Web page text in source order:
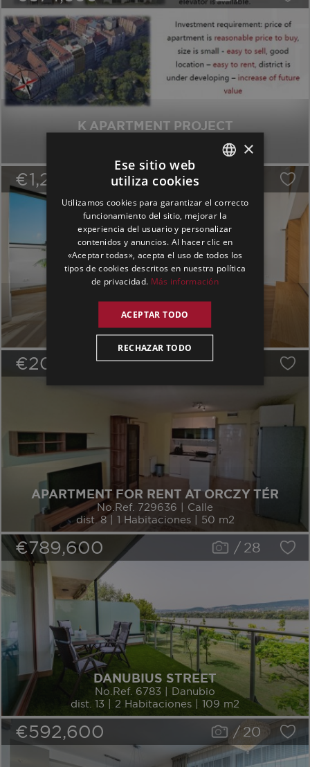
K APARTMENT PROJECT
dist. 8 | 1 Habitaciones | 78 m2
€1,299,000
OPERA TERRACE
dist. 6 | 3 Habitaciones | 221 m2
€204,600
APARTMENT FOR RENT AT ORCZY TÉR
No.Ref. 729636 | Calle
dist. 8 | 1 Habitaciones | 50 m2
€789,600 / 28
DANUBIUS STREET
No.Ref. 6783 | Danubio
dist. 13 | 2 Habitaciones | 109 m2
€592,600 / 20
GERMAN
SPANISH
×
Ese sitio web
utiliza cookies
Utilizamos cookies para garantizar el correcto
funcionamiento del sitio, mejorar la
experiencia del usuario y personalizar
contenidos y anuncios. Al hacer clic en
«Aceptar todas», acepta el uso de todos los
tipos de cookies descritos en nuestra política
de privacidad. Más información
ACEPTAR TODO
RECHAZAR TODO